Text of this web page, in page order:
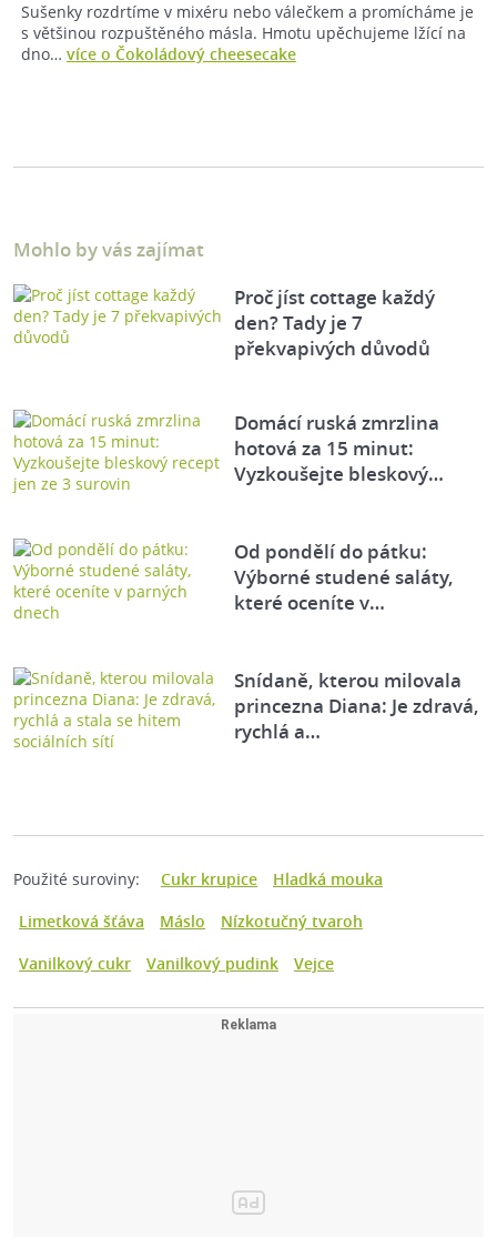
Sušenky rozdrtíme v mixéru nebo válečkem a promícháme je
s většinou rozpuštěného másla. Hmotu upěchujeme lžící na
dno… více o Čokoládový cheesecake
Mohlo by vás zajímat
Proč jíst cottage každý
den? Tady je 7
překvapivých důvodů
Domácí ruská zmrzlina
hotová za 15 minut:
Vyzkoušejte bleskový…
Od pondělí do pátku:
Výborné studené saláty,
které oceníte v…
Snídaně, kterou milovala
princezna Diana: Je zdravá,
rychlá a…
Použité suroviny: Cukr krupice
Hladká mouka
Limetková šťáva
Máslo
Nízkotučný tvaroh
Vanilkový cukr
Vanilkový pudink Vejce